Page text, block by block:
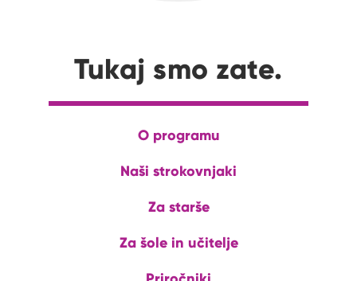
Tukaj smo zate.
O programu
Naši strokovnjaki
Za starše
Za šole in učitelje